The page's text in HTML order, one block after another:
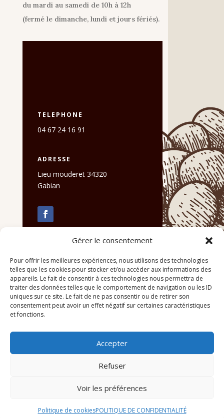
Gérer le consentement
Pour offrir les meilleures expériences, nous utilisons des technologies
telles que les cookies pour stocker et/ou accéder aux informations des
appareils. Le fait de consentir à ces technologies nous permettra de
traiter des données telles que le comportement de navigation ou les ID
uniques sur ce site. Le fait de ne pas consentir ou de retirer son
consentement peut avoir un effet négatif sur certaines caractéristiques
et fonctions.
Accepter
Refuser
Voir les préférences
Politique de cookiesPOLITIQUE DE CONFIDENTIALITÉ
du mardi au samedi de 10h à 12h
(fermé le dimanche, lundi et jours fériés).
TELEPHONE
04 67 24 16 91
ADRESSE
Lieu mouderet 34320
Gabian
© 2026 M Development–Mentions légales